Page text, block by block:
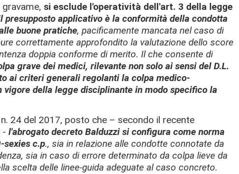
si esclude l'operatività dell'art. 3 della legge
presupposto applicativo è la conformità della condotta
buone pratiche, pacificamente mancata nel caso di
correttamente approfondito la valutazione dello score
doppia conforme di merito. Il che consente di
grave dei medici, rilevante non solo ai sensi del D.L.
ai criteri generali regolanti la colpa medico-
della legge disciplinante in modo specifico la
24 del 2017, posto che – secondo il recente
- l'abrogato decreto Balduzzi si configura come norma
sexies c.p., sia in relazione alle condotte connotate da
sia in caso di errore determinato da colpa lieve da
scelta delle linee-guida adeguate al caso concreto.